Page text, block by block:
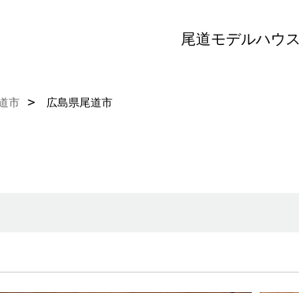
尾道モデルハウス
市 広島県尾道市